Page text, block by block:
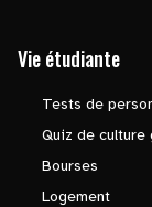
Vie étudiante
Tests de
Quiz de culture
Bourses
Logement